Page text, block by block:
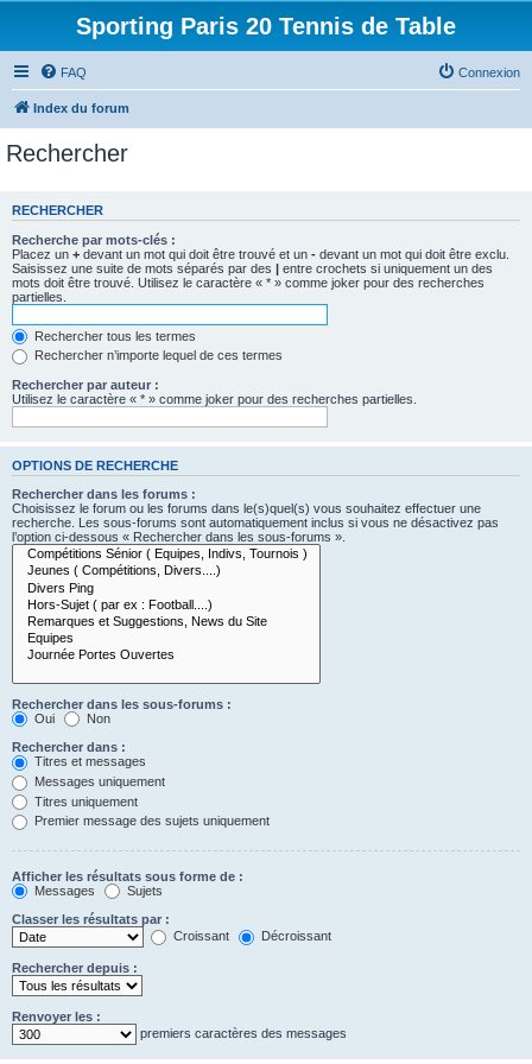
Sporting Paris 20 Tennis de Table
FAQ Connexion
Index du forum
Rechercher
RECHERCHER
Recherche par mots-clés :
Placez un + devant un mot qui doit être trouvé et un - devant un mot qui doit être exclu.
Saisissez une suite de mots séparés par des | entre crochets si uniquement un des
mots doit être trouvé. Utilisez le caractère « * » comme joker pour des recherches
partielles.
Rechercher tous les termes
Rechercher n’importe lequel de ces termes
Rechercher par auteur :
Utilisez le caractère « * » comme joker pour des recherches partielles.
OPTIONS DE RECHERCHE
Rechercher dans les forums :
Choisissez le forum ou les forums dans le(s)quel(s) vous souhaitez effectuer une
recherche. Les sous-forums sont automatiquement inclus si vous ne désactivez pas
l’option ci-dessous « Rechercher dans les sous-forums ».
Rechercher dans les sous-forums :
Oui
Non
Rechercher dans :
Titres et messages
Messages uniquement
Titres uniquement
Premier message des sujets uniquement
Afficher les résultats sous forme de :
Messages
Sujets
Classer les résultats par :
Croissant
Décroissant
Rechercher depuis :
Renvoyer les :
premiers caractères des messages